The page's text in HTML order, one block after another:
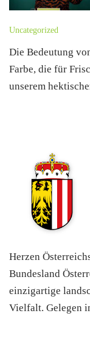
Uncategorized
Die Bedeutung
Farbe, die für
unserem
Herzen
Bundesland
einzigartige
Vielfalt. Gelegen